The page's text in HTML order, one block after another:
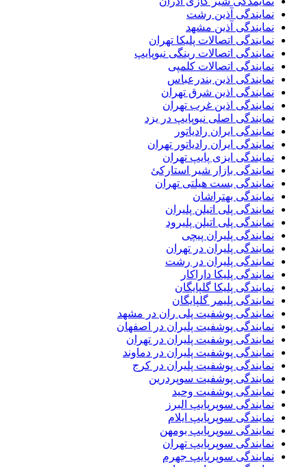
نمایندگی آذین رشت
نمایندگی آذین مشهد
نمایندگی اتصالات پلیکا تهران
نمایندگی اتصالات رینگی نیوپایپ
نمایندگی اتصالات کلمپی
نمایندگی اذین بندرعباس
نمایندگی اذین شرق تهران
نمایندگی اذین غرب تهران
نمایندگی اصلی نیوپایپ در یزد
نمایندگی ایران رادیاتور
نمایندگی ایران رادیاتور تهران
نمایندگی ایزی پایپ تهران
نمایندگی بازار شیر استارکئ
نمایندگی بست هیلتی تهران
نمایندگی بهتراشان
نمایندگی پلی اتیلن پلیران
نمایندگی پلی اتیلن پلیرود
نمایندگی پلیران پیچی
نمایندگی پلیران در تهران
نمایندگی پلیران در رشت
نمایندگی پلیکا داراکار
نمایندگی پلیکا گلپایگان
نمایندگی پلیمر گلپایگان
نمایندگی پوشفیت پلی ران در مشهد
نمایندگی پوشفیت پلیران در اصفهان
نمایندگی پوشفیت پلیران در تهران
نمایندگی پوشفیت پلیران در دماوند
نمایندگی پوشفیت پلیران در کرج
نمایندگی پوشفیت سوپردرین
نمایندگی پوشفیت وحید
نمایندگی سوپرپایپ البرز
نمایندگی سوپرپایپ ایلام
نمایندگی سوپرپایپ بومهن
نمایندگی سوپرپایپ تهران
نمایندگی سوپرپایپ جهرم